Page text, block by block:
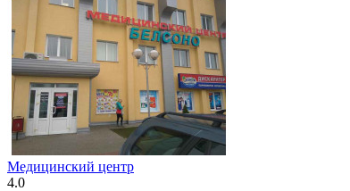
Медицинский центр
4.0